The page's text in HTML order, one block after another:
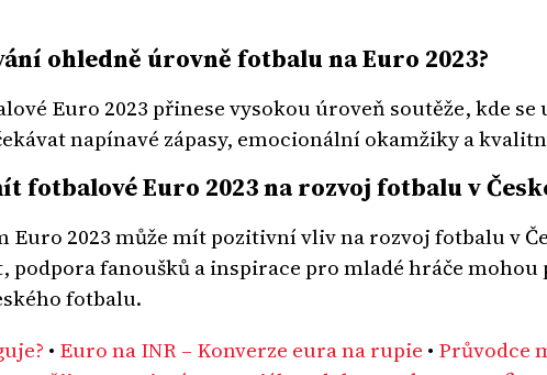
ohledně úrovně fotbalu na Euro 2023?
Euro 2023 přinese vysokou úroveň soutěže, kde
napínavé zápasy, emocionální okamžiky a
fotbalové Euro 2023 na rozvoj fotbalu v
Euro 2023 může mít pozitivní vliv na rozvoj fotbalu v
podpora fanoušků a inspirace pro mladé hráče
fotbalu.
• Euro na INR – Konverze eura na rupie • Průvodce